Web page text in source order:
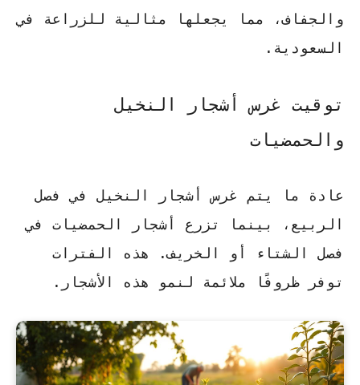
والجفاف، مما يجعلها مثالية للزراعة في
السعودية.
توقيت غرس أشجار النخيل
والحمضيات
عادة ما يتم غرس أشجار النخيل في فصل
الربيع ، بينما تزرع أشجار الحمضيات في
فصل
الشتاء أو الخريف. هذه الفترات
توفر ظروفًا ملائمة لنمو هذه الأشجار.